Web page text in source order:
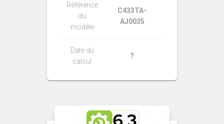
Référence
du
modèle
C433TA-
AJ0035
Date du
calcul
?